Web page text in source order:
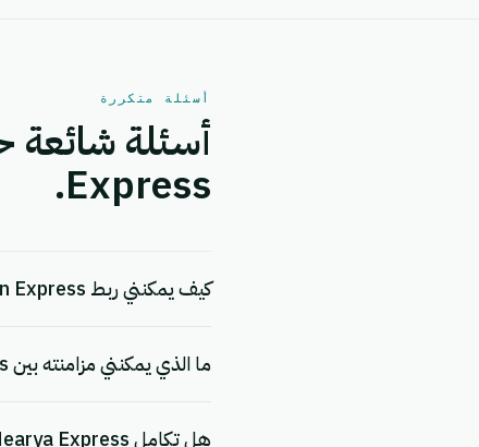
أسئلة متكررة
Express.
كيف يمكنني ربط Ozon Express بـ Nearya Express؟
ما الذي يمكنني مزامنته بين Ozon Express و Nearya Express؟
هل تكامل Ozon Express + Nearya Express مجاني؟